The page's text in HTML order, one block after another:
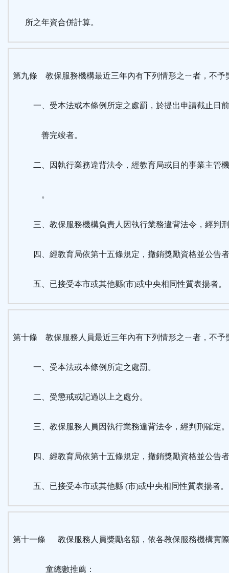
所之年資合併計算。
第九條 教保服務機構最近三年內有下列情形之ㄧ者，不予
一、受本法或本條例所定之處罰，於提出申請截止日
善完竣者。
二、因執行業務違背法令，經教育局或目的事業主管
。
三、教保服務機構負責人因執行業務違背法令，經判
四、經教育局依第十五條規定，撤銷獎勵資格並公告
五、已接受本市或其他縣(市)或中央相同性質表揚者。
第十條 教保服務人員最近三年內有下列情形之ㄧ者，不予
一、受本法或本條例所定之處罰。
二、受懲戒或記過以上之處分。
三、教保服務人員因執行業務違背法令，經判刑確定。
四、經教育局依第十五條規定，撤銷獎勵資格並公告
五、已接受本市或其他縣 (市)或中央相同性質表揚者。
第十一條 教保服務人員獎勵名額，依各教保服務機構實
童總數推薦：